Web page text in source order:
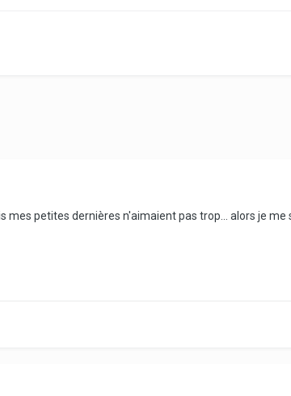
petites dernières n'aimaient pas trop... alors je